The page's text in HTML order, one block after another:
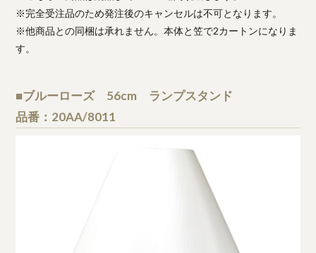
※完全受注品のため発注後のキャンセルは不可となります。
※他商品との同梱は承れません。本体と笠で2カートンになりま
す。
■ブルーローズ 56cm ランプスタンド
品番：20AA/8011